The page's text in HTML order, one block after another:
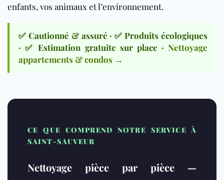
enfants, vos animaux et l’environnement.
✅ Cautionné & assuré · ✅ Produits écologiques
· ✅ Estimation gratuite sur place · Nettoyage
appartements & condos →
CE QUE COMPREND NOTRE SERVICE À
SAINT-SAUVEUR
Nettoyage pièce par pièce —